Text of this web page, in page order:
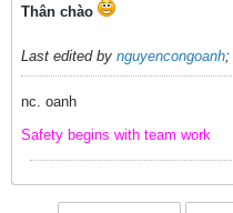
Thân chào
Last edited by nguyencongoanh;
nc. oanh
Safety begins with team work